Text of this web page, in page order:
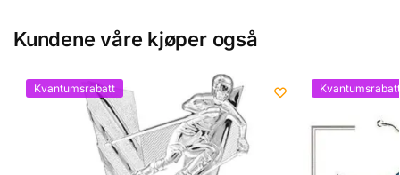
Kundene våre kjøper også
Kvantumsrabatt Kvantumsrabatt